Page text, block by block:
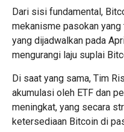
Dari sisi fundamental,
mekanisme pasokan
yang dijadwalkan pada
mengurangi laju suplai
Di saat yang sama, Tim
akumulasi oleh ETF dan
meningkat, yang secara
ketersediaan Bitcoin di